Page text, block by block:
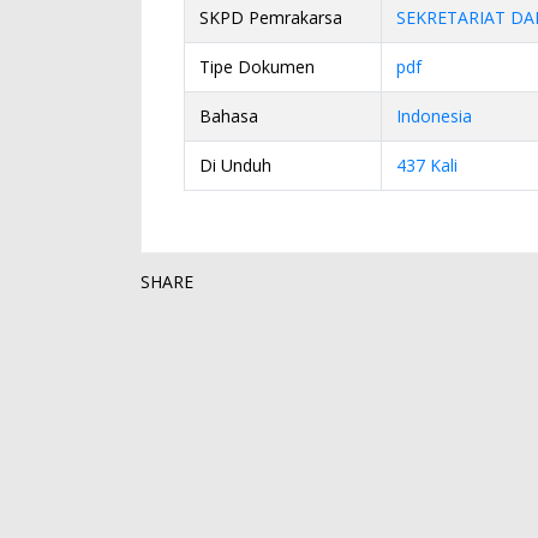
SKPD Pemrakarsa SEKRETARIAT
Tipe Dokumen pdf
Bahasa Indonesia
Di Unduh 437 Kali
SHARE